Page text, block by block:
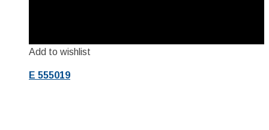
Add to wishlist
E 555019